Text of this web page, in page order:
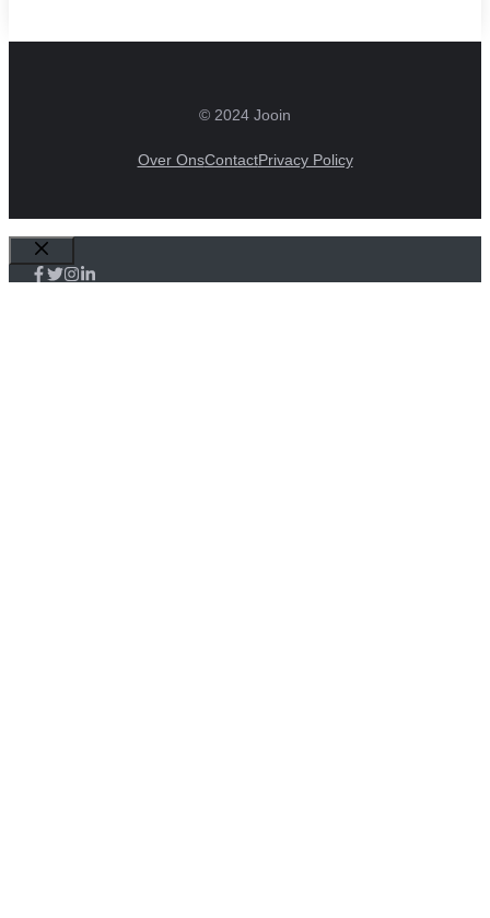
© 2024 Jooin
Over OnsContactPrivacy Policy
Sluiten